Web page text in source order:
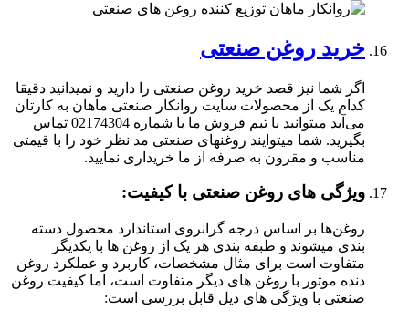
خرید روغن صنعتی
اگر شما نیز قصد خرید روغن صنعتی را دارید و نمیدانید دقیقا
کدام یک از محصولات سایت روانکار صنعتی ماهان به کارتان
می‌آید میتوانید با تیم فروش ما با شماره 02174304 تماس
بگیرید. شما میتوایند روغنهای صنعتی مد نظر خود را با قیمتی
مناسب و مقرون به صرفه از ما خریداری نمایید.
ویژگی های روغن صنعتی با کیفیت:
روغن‌ها بر اساس درجه گرانروی استاندارد محصول دسته
بندی میشوند و طبقه بندی هر یک از روغن ها با یکدیگر
متفاوت است برای مثال مشخصات، کاربرد و عملکرد روغن
دنده موتور با روغن های دیگر متفاوت است، اما کیفیت روغن
صنعتی با ویژگی های ذیل قابل بررسی است: